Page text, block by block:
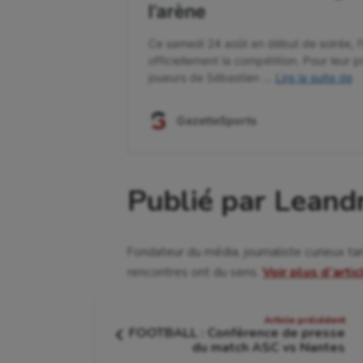
Publié par
Fondateur du média, journaliste curieux
rencontres ont du sens. Voir plus
deArticle
Article précédent
FOOTBALL : Conférence de presse
du match ASC vs Nantes